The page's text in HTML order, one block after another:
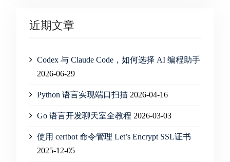
近期文章
Codex 与 Claude Code，如何选择 AI 编程助手
2026-06-29
Python 语言实现端口扫描 2026-04-16
Go 语言开发聊天室全教程 2026-03-03
使用 certbot 命令管理 Let’s Encrypt SSL证书
2025-12-05